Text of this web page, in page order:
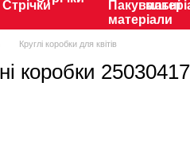
Круглі коробки для квітів
коробки